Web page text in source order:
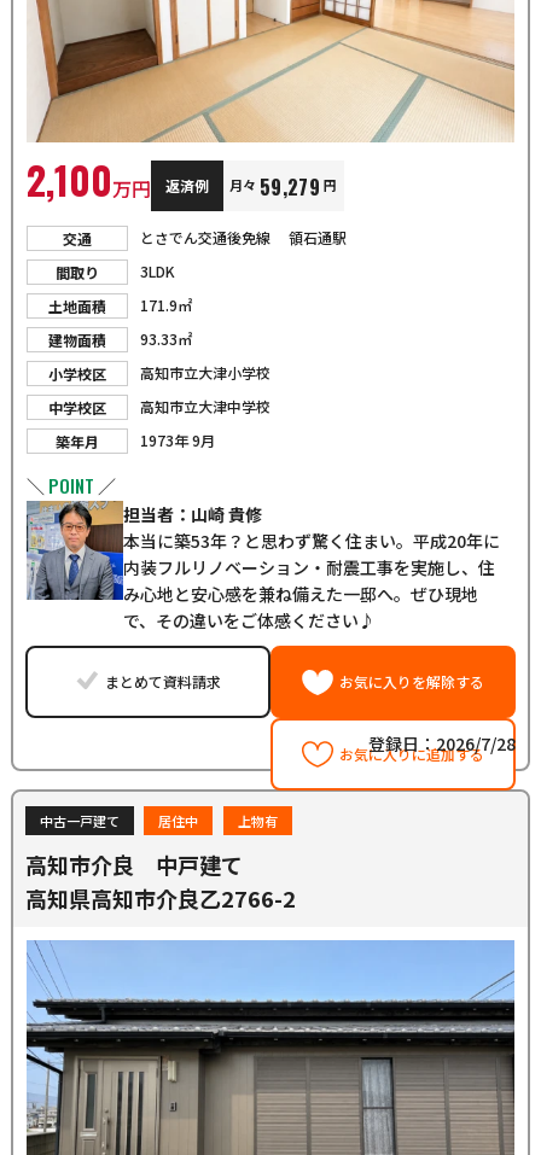
2,100万円 返済例 月々 59,279 円
交通 とさでん交通後免線 領石通駅
間取り
3LDK
土地面積
171.9㎡
建物面積
93.33㎡
小学校区
高知市立大津小学校
中学校区
高知市立大津中学校
築年月
1973年 9月
＼ POINT ／
担当者：山崎 貴修
本当に築53年？と思わず驚く住まい。平成20年に
内装フルリノベーション・耐震工事を実施し、住
み心地と安心感を兼ね備えた一邸へ。ぜひ現地
で、その違いをご体感ください♪
まとめて資料請求 お気に入りを解除する
お気に入りに追加する
登録日：2026/7/28
中古一戸建て 居住中 上物有
高知市介良 中戸建て
高知県高知市介良乙2766-2